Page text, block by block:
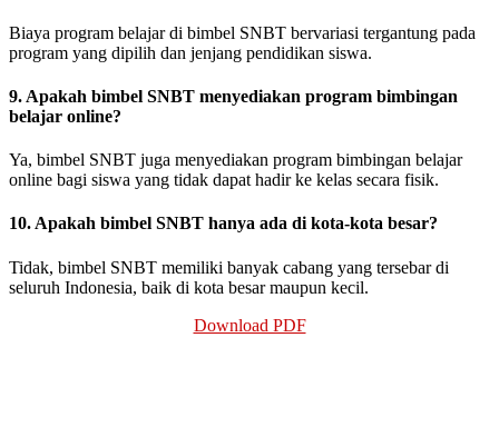
Biaya program belajar di bimbel SNBT bervariasi tergantung pada
program yang dipilih dan jenjang pendidikan siswa.
9. Apakah bimbel SNBT menyediakan program bimbingan
belajar online?
Ya, bimbel SNBT juga menyediakan program bimbingan belajar
online bagi siswa yang tidak dapat hadir ke kelas secara fisik.
10. Apakah bimbel SNBT hanya ada di kota-kota besar?
Tidak, bimbel SNBT memiliki banyak cabang yang tersebar di
seluruh Indonesia, baik di kota besar maupun kecil.
Download PDF